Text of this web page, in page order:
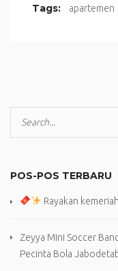
Tags: apartemen
POS-POS TERBARU
Rayakan
Zeyya Mini Soccer
Pecinta Bola